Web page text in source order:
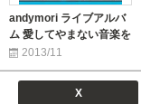
andymori ライブアルバ
ム 愛してやまない音楽を
2013/11
X